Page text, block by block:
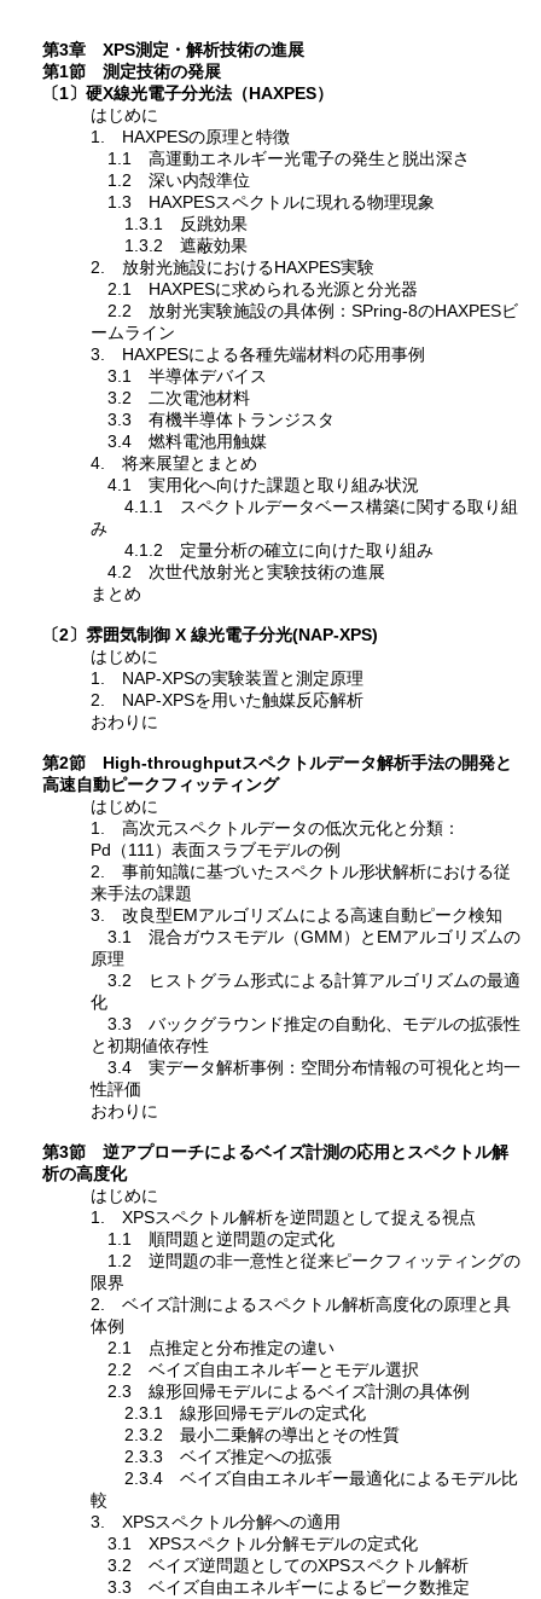
第3章 XPS測定・解析技術の進展
第1節 測定技術の発展
〔1〕硬X線光電子分光法（HAXPES）
はじめに
1. HAXPESの原理と特徴
1.1 高運動エネルギー光電子の発生と脱出深さ
1.2 深い内殻準位
1.3 HAXPESスペクトルに現れる物理現象
1.3.1 反跳効果
1.3.2 遮蔽効果
2. 放射光施設におけるHAXPES実験
2.1 HAXPESに求められる光源と分光器
2.2 放射光実験施設の具体例：SPring-8のHAXPESビ
ームライン
3. HAXPESによる各種先端材料の応用事例
3.1 半導体デバイス
3.2 二次電池材料
3.3 有機半導体トランジスタ
3.4 燃料電池用触媒
4. 将来展望とまとめ
4.1 実用化へ向けた課題と取り組み状況
4.1.1 スペクトルデータベース構築に関する取り組
み
4.1.2 定量分析の確立に向けた取り組み
4.2 次世代放射光と実験技術の進展
まとめ
〔2〕雰囲気制御 X 線光電子分光(NAP-XPS)
はじめに
1. NAP-XPSの実験装置と測定原理
2. NAP-XPSを用いた触媒反応解析
おわりに
第2節 High-throughputスペクトルデータ解析手法の開発と
高速自動ピークフィッティング
はじめに
1. 高次元スペクトルデータの低次元化と分類：
Pd（111）表面スラブモデルの例
2. 事前知識に基づいたスペクトル形状解析における従
来手法の課題
3. 改良型EMアルゴリズムによる高速自動ピーク検知
3.1 混合ガウスモデル（GMM）とEMアルゴリズムの
原理
3.2 ヒストグラム形式による計算アルゴリズムの最適
化
3.3 バックグラウンド推定の自動化、モデルの拡張性
と初期値依存性
3.4 実データ解析事例：空間分布情報の可視化と均一
性評価
おわりに
第3節 逆アプローチによるベイズ計測の応用とスペクトル解
析の高度化
はじめに
1. XPSスペクトル解析を逆問題として捉える視点
1.1 順問題と逆問題の定式化
1.2 逆問題の非一意性と従来ピークフィッティングの
限界
2. ベイズ計測によるスペクトル解析高度化の原理と具
体例
2.1 点推定と分布推定の違い
2.2 ベイズ自由エネルギーとモデル選択
2.3 線形回帰モデルによるベイズ計測の具体例
2.3.1 線形回帰モデルの定式化
2.3.2 最小二乗解の導出とその性質
2.3.3 ベイズ推定への拡張
2.3.4 ベイズ自由エネルギー最適化によるモデル比
較
3. XPSスペクトル分解への適用
3.1 XPSスペクトル分解モデルの定式化
3.2 ベイズ逆問題としてのXPSスペクトル解析
3.3 ベイズ自由エネルギーによるピーク数推定